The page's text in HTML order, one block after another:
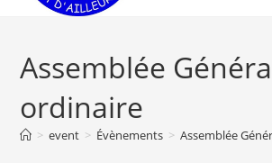
Assemblée
ordinaire
> event > Évènements > Assemblée